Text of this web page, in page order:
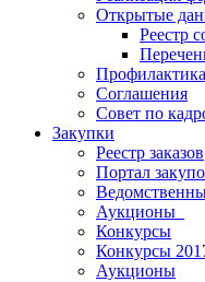
Открытые
Реестр
Соглашения
Совет по
Закупки
Реестр заказов
Портал
Аукционы_
Конкурсы
Конкурсы
Аукционы